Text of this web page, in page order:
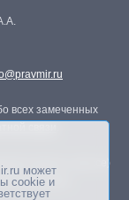
всех замеченных
(книгах, прессе)
редакции.
может
cookie и